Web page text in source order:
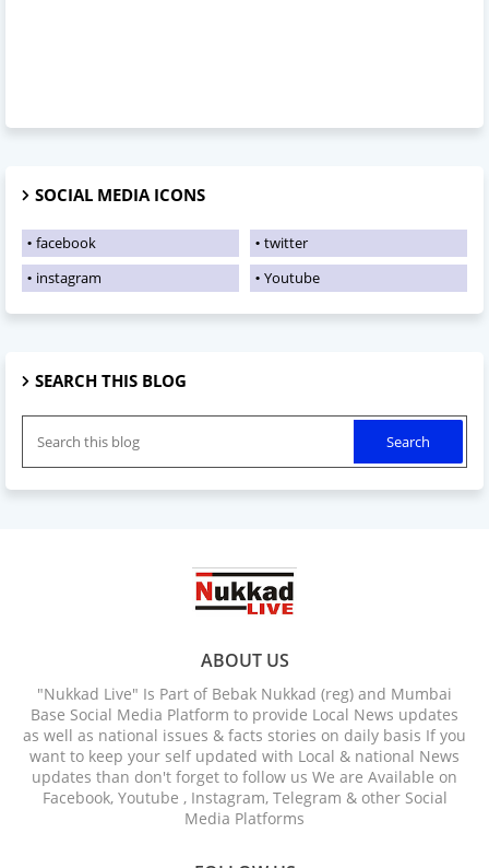
SOCIAL MEDIA ICONS
facebook
twitter
instagram
Youtube
SEARCH THIS BLOG
ABOUT US
"Nukkad Live" Is Part of Bebak Nukkad (reg) and Mumbai
Base Social Media Platform to provide Local News updates
as well as national issues & facts stories on daily basis If you
want to keep your self updated with Local & national News
updates than don't forget to follow us We are Available on
Facebook, Youtube , Instagram, Telegram & other Social
Media Platforms